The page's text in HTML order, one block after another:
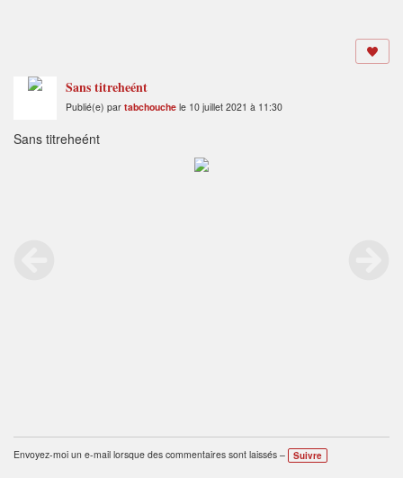
Sans titreheént
Publié(e) par tabchouche le 10 juillet 2021 à 11:30
Sans titreheént
Envoyez-moi un e-mail lorsque des commentaires sont laissés – Suivre